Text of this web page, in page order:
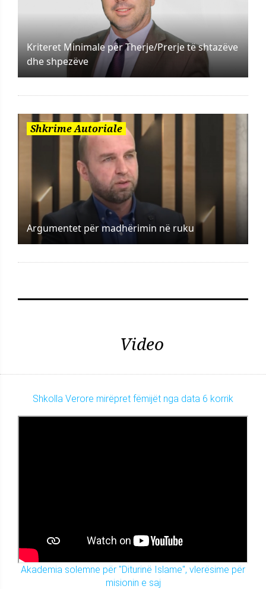
Kriteret Minimale për Therje/Prerje të shtazëve
dhe shpezëve
Shkrime Autoriale
Argumentet për madhërimin në ruku
Video
Shkolla Verore mirëpret fëmijët nga data 6 korrik
Akademia solemne për "Diturinë Islame", vlerësime për
misionin e saj